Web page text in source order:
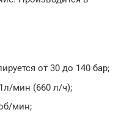
от 30 до 140 бар;
мин (660 л/ч);
мин;